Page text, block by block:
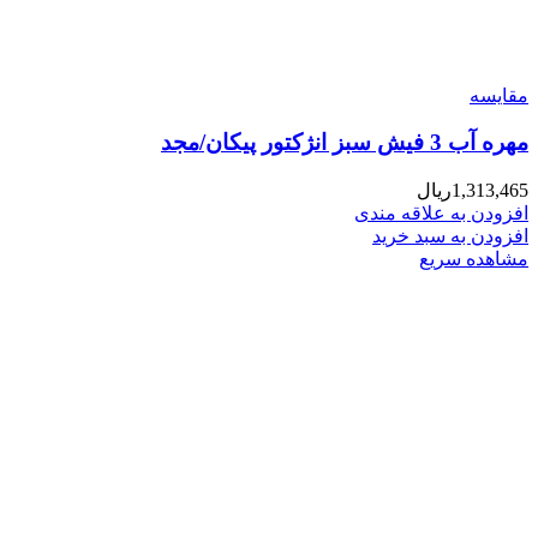
مقایسه
مهره آب 3 فیش سبز انژکتور پیکان/مجد
1,313,465ریال
افزودن به علاقه مندی
افزودن به سبد خرید
مشاهده سریع